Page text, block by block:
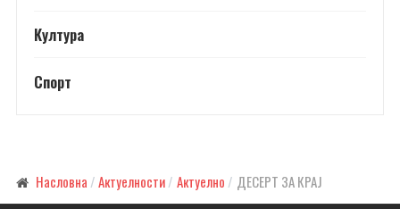
Култура
Спорт
Насловна Актуелности Актуелно ДЕСЕРТ ЗА КРАЈ